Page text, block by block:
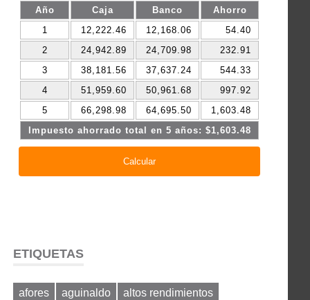
ETIQUETAS
afores aguinaldo
altos rendimientos